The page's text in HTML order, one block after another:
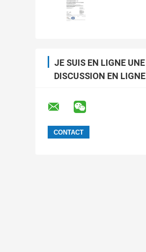
JE SUIS EN LIGNE UNE
DISCUSSION EN LIGNE